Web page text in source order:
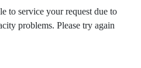
to service your request due to
problems. Please try again